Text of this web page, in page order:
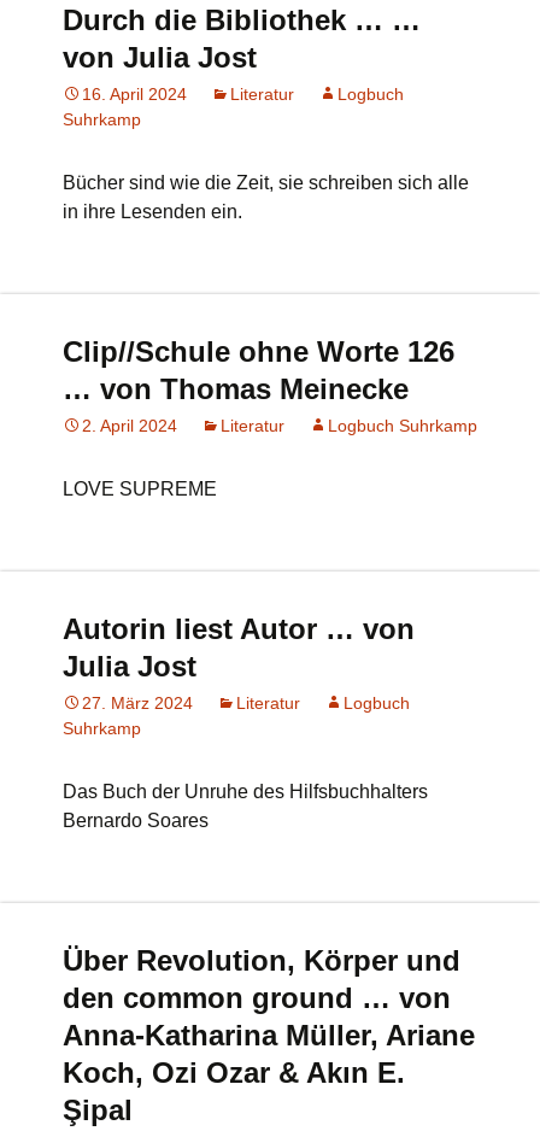
Durch die Bibliothek … …
von Julia Jost
16. April 2024 Literatur
Logbuch
Suhrkamp
Bücher sind wie die Zeit, sie schreiben sich alle
in ihre Lesenden ein.
Clip//Schule ohne Worte 126
… von Thomas Meinecke
2. April 2024 Literatur Logbuch Suhrkamp
LOVE SUPREME
Autorin liest Autor … von
Julia Jost
27. März 2024 Literatur
Logbuch
Suhrkamp
Das Buch der Unruhe des Hilfsbuchhalters
Bernardo Soares
Über Revolution, Körper und
den common ground … von
Anna-Katharina Müller, Ariane
Koch, Ozi Ozar & Akın E.
Şipal